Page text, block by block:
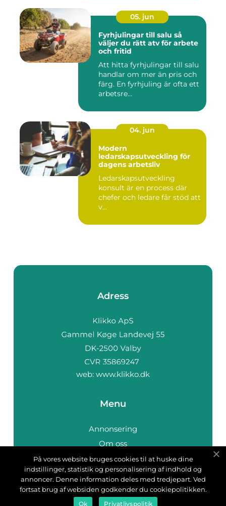
05. jun
Fyrhjulingar till salu så
väljer du rätt atv för arbete
och fritid
Att hitta fyrhjulingar till salu
handlar om mer än pris och
färg. En fyrhjuling är ofta ett
arbetsre...
04. jun
Modern
ledarskapsutveckling för
dagens arbetsliv
Ledarskapsutveckling
konsult är en process där
chefer och ledare får stöd att
v...
Adress
web: www.klikko.dk
Menu
Annonsering
Om oss
Cookies
Kontakta oss
Sitemap
På vores website bruges cookies til at huske dine
indstillinger, statistik og personalisering af indhold og
annoncer. Denne information deles med tredjepart. Ved
fortsat brug af websiden godkender du cookiepolitikken.
Ok Privatlivspolitik